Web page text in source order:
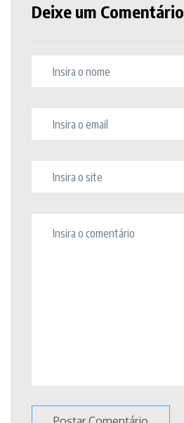
Deixe um Comentário